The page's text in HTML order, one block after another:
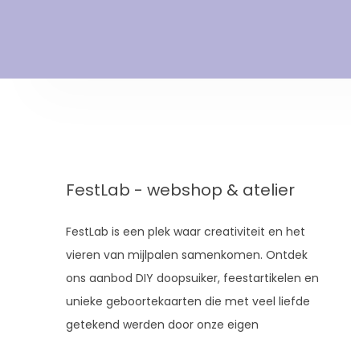
FestLab - webshop & atelier
FestLab is een plek waar creativiteit en het
vieren van mijlpalen samenkomen. Ontdek
ons aanbod DIY doopsuiker, feestartikelen en
unieke geboortekaarten die met veel liefde
getekend werden door onze eigen